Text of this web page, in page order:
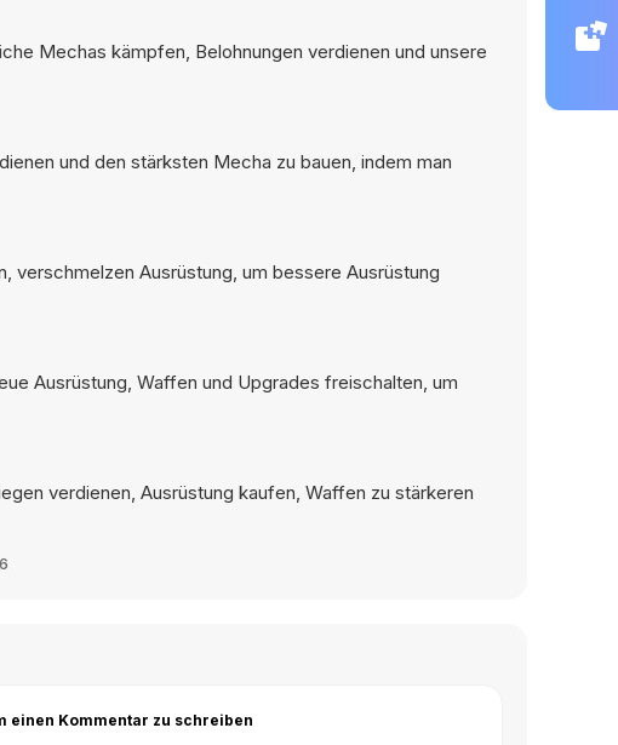
Mechas kämpfen, Belohnungen verdienen und unsere
und den stärksten Mecha zu bauen, indem man
verschmelzen Ausrüstung, um bessere Ausrüstung
Ausrüstung, Waffen und Upgrades freischalten, um
verdienen, Ausrüstung kaufen, Waffen zu stärkeren
einen Kommentar zu schreiben